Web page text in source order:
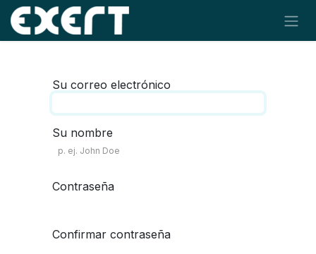
Ir al contenido
Su correo electrónico
Su nombre
Contraseña
Confirmar contraseña